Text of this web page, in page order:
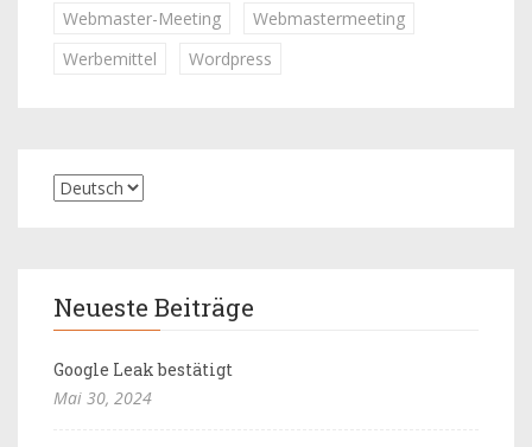
Webmaster-Meeting
Webmastermeeting
Werbemittel
Wordpress
Neueste Beiträge
Google Leak bestätigt
Mai 30, 2024